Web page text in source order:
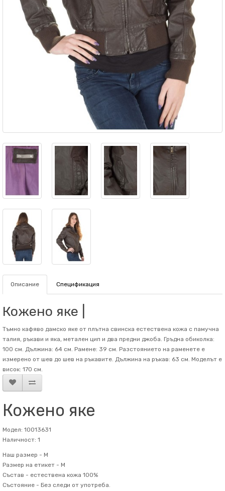
Описание Спецификация
Кожено яке |
Тъмно кафяво дамско яке от плътна свинска естествена кожа с памучна
талия, ръкави и яка, метален цип и два предни джоба. Гръдна обиколка:
100 см. Дължина: 64 см. Рамене: 39 см. Разстоянието на раменете е
измерено от шев до шев на ръкавите. Дължина на ръкав: 63 см. Mоделът е
висок: 170 см.
Кожено яке
Модел: 10013631
Наличност: 1
Наш размер - M
Размер на етикет - M
Състав - естествена кожа 100%
Състояние - Без следи от употреба.